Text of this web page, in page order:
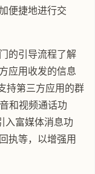
便捷地进行交
的引导流程了解
应用收发的信息
持第三方应用的群
和视频通话功
入富媒体消息功
执等，以增强用